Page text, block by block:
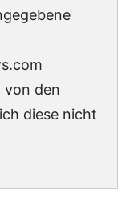
von den
diese nicht